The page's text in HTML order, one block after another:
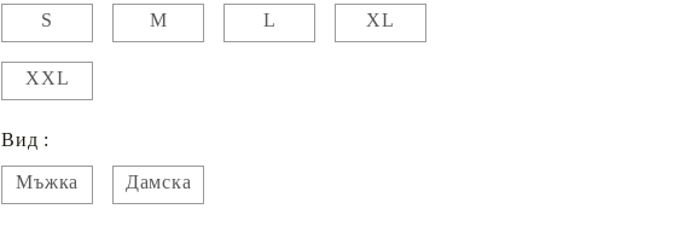
S M L XL
XXL
Вид :
Мъжка Дамска